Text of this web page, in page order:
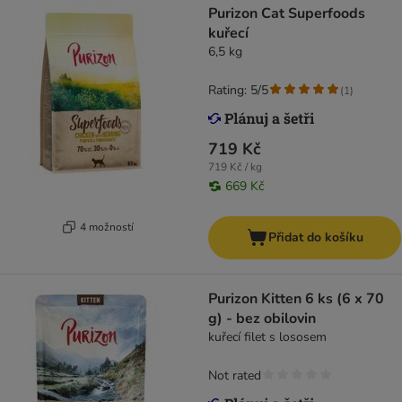
4 možností
Purizon Cat Superfoods
kuřecí
6,5 kg
719 Kč
719 Kč / kg
669 Kč
Rating: 5/5 (1)
Přidat do košíku
Purizon Kitten 6 ks (6 x 70
g) - bez obilovin
kuřecí filet s lososem
Not rated